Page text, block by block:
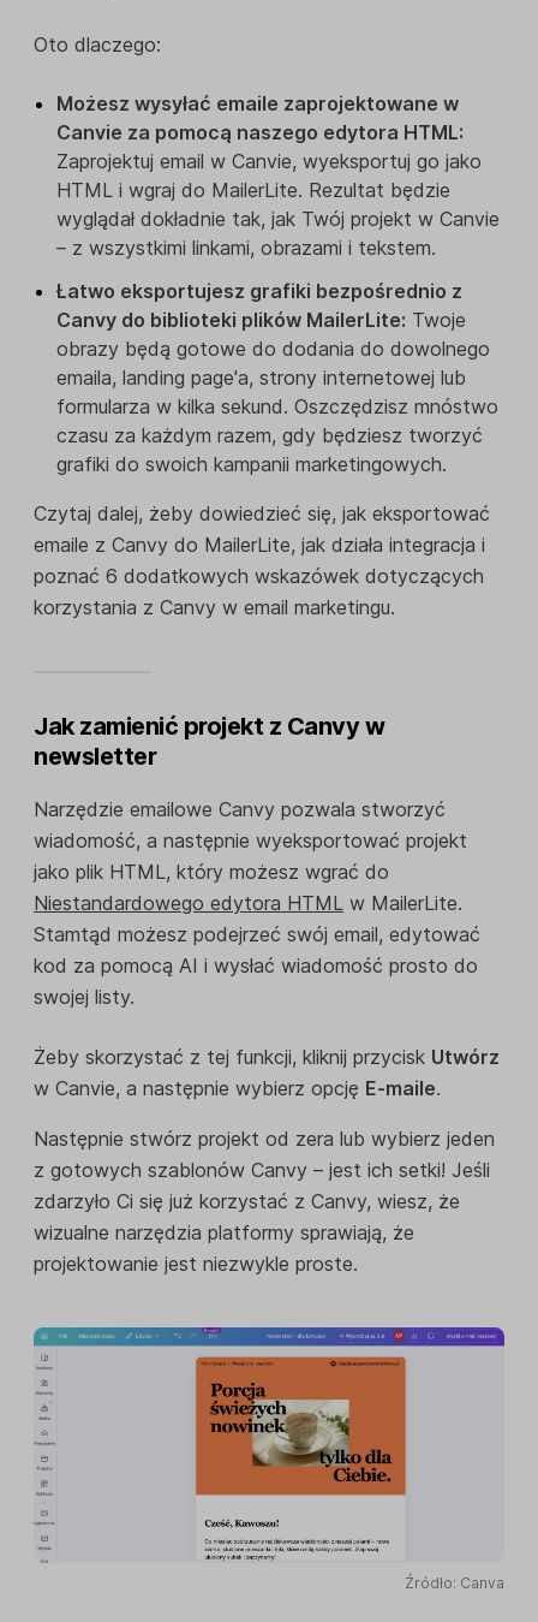
Oto dlaczego:
Możesz wysyłać emaile zaprojektowane w
Canvie za pomocą naszego edytora HTML:
Zaprojektuj email w Canvie, wyeksportuj go jako
HTML i wgraj do MailerLite. Rezultat będzie
wyglądał dokładnie tak, jak Twój projekt w Canvie
– z wszystkimi linkami, obrazami i tekstem.
Łatwo eksportujesz grafiki bezpośrednio z
Canvy do biblioteki plików MailerLite: Twoje
obrazy będą gotowe do dodania do dowolnego
emaila, landing page'a, strony internetowej lub
formularza w kilka sekund. Oszczędzisz mnóstwo
czasu za każdym razem, gdy będziesz tworzyć
grafiki do swoich kampanii marketingowych.
Czytaj dalej, żeby dowiedzieć się, jak eksportować
emaile z Canvy do MailerLite, jak działa integracja i
poznać 6 dodatkowych wskazówek dotyczących
korzystania z Canvy w email marketingu.
Jak zamienić projekt z Canvy w
newsletter
Narzędzie emailowe Canvy pozwala stworzyć
wiadomość, a następnie wyeksportować projekt
jako plik HTML, który możesz wgrać do
Niestandardowego edytora HTML w MailerLite.
Stamtąd możesz podejrzeć swój email, edytować
kod za pomocą AI i wysłać wiadomość prosto do
swojej listy.
Żeby skorzystać z tej funkcji, kliknij przycisk Utwórz
w Canvie, a następnie wybierz opcję E-maile.
Następnie stwórz projekt od zera lub wybierz jeden
z gotowych szablonów Canvy – jest ich setki! Jeśli
zdarzyło Ci się już korzystać z Canvy, wiesz, że
wizualne narzędzia platformy sprawiają, że
projektowanie jest niezwykle proste.
Źródło: Canva